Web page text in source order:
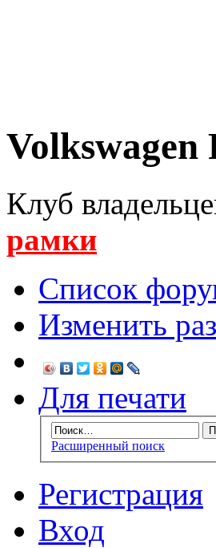
Volkswagen
Клуб
рамки
Список
Изменить
Для печати
Расширенный поиск
Регистрация
Вход